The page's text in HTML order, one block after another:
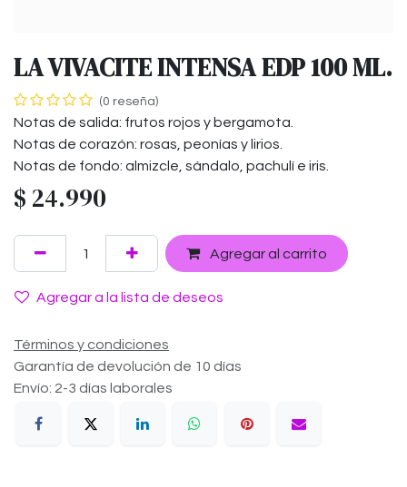
LA VIVACITE INTENSA EDP 100 ML.
(0 reseña)
Notas de salida: frutos rojos y bergamota.
Notas de corazón: rosas, peonías y lirios.
Notas de fondo: almizcle, sándalo, pachulí e iris.
$ 24.990
Agregar al carrito
Agregar a la lista de deseos
Términos y condiciones
Garantía de devolución de 10 días
Envío: 2-3 días laborales